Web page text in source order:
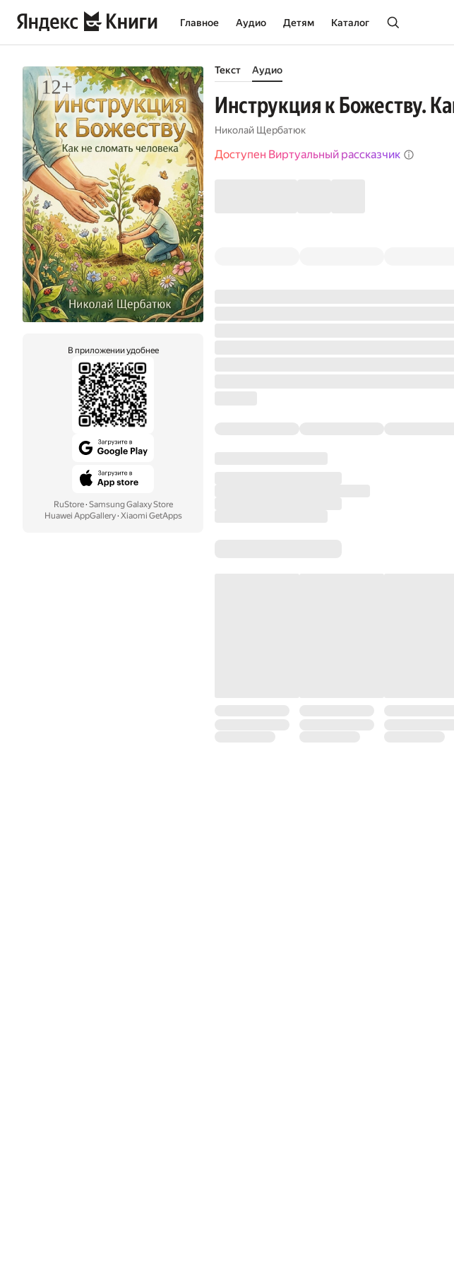
Главное Аудио Детям Каталог
В приложении удобнее
RuStore· Samsung Galaxy Store
Huawei AppGallery· Xiaomi GetApps
Текст Аудио
Инструкция к Божеству.
Николай Щербатюк
Доступен Виртуальный рассказчик